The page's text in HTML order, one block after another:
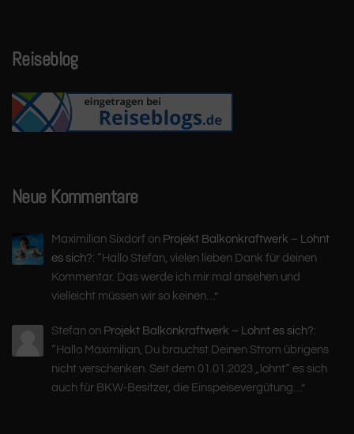
Reiseblog
Neue Kommentare
Maximilian Sixdorf on Projekt Balkonkraftwerk – Lohnt
es sich?: “Hallo Stefan, vielen lieben Dank für deinen
Kommentar. Das werde ich mir mal ansehen und
vielleicht müssen wir so keinen… ”
Stefan on Projekt Balkonkraftwerk – Lohnt es sich?:
“Hallo Maximilian, Du brauchst Deinen Strom übrigens
nicht verschenken. Seit dem 01.01.2023 „lohnt“ es sich
auch für BKW-Besitzer, die Einspeisevergütung… ”